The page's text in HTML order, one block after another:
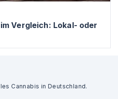
Vergleich: Lokal- oder
Cannabis in Deutschland.